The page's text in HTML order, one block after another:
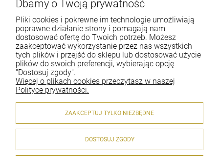
Tel.:
+48-697-22-66-94
E-mail: office@deepgloss.pl
O firmie
Dostawa i płatności
Moje konto
Dbamy o Twoją prywatność
Pliki cookies i pokrewne im technologie umożliwiają
poprawne działanie strony i pomagają nam
dostosować ofertę do Twoich potrzeb. Możesz
zaakceptować wykorzystanie przez nas wszystkich
tych plików i przejść do sklepu lub dostosować użycie
plików do swoich preferencji, wybierając opcję
"Dostosuj zgody".
Więcej o plikach cookies przeczytasz w naszej
Polityce prywatności.
ZAAKCEPTUJ TYLKO NIEZBĘDNE
DOSTOSUJ ZGODY